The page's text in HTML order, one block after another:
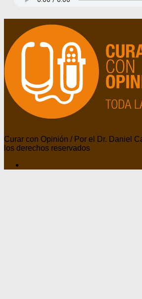
Curar con Opinión / Por el Dr. Daniel
los derechos reservados